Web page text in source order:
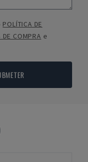
POLÍTICA DE
DE COMPRA e